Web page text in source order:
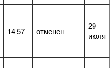
14.57 отменен
29
июля